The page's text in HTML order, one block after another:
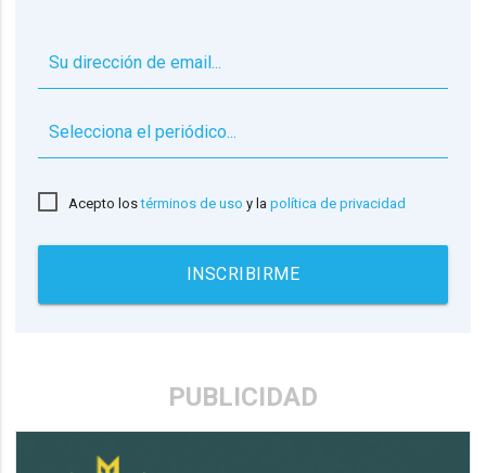
Acepto lostérminos de uso y lapolítica de privacidad
INSCRIBIRME
PUBLICIDAD